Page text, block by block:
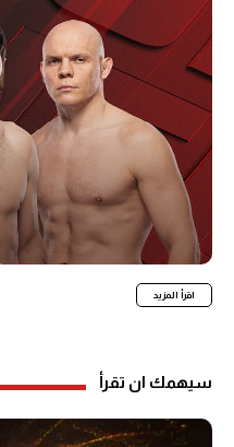
اقرأ المزيد
سيهمك ان تقرأ